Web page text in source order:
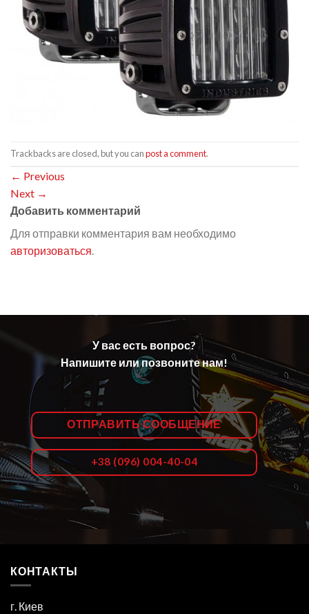
Trackbacks are closed, but you canpost a comment.
← Previous
Next →
Добавить комментарий
Для отправки комментария вам необходимо
авторизоваться.
У вас есть вопрос?
Напишите или позвоните нам!
ОТПРАВИТЬ СООБЩЕНИЕ
+38 (096) 004-40-04
КОНТАКТЫ
г. Киев